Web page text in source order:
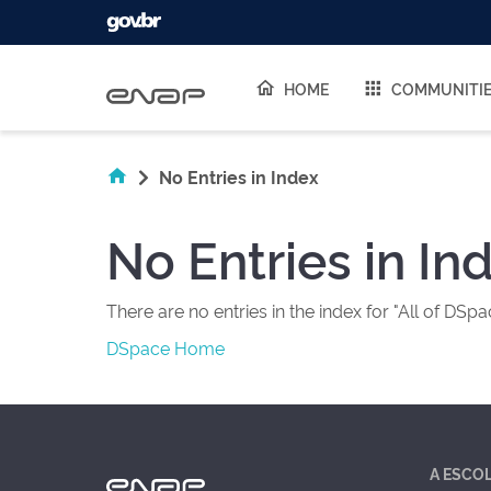
HOME
No Entries in Index
No Entries in
There are no entries in the index for "All of
DSpace Home
A